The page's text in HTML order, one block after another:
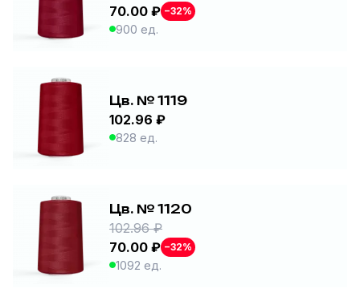
70.00 ₽ −32%
900 ед.
Цв. № 1119
102.96 ₽
828 ед.
Цв. № 1120
102.96 ₽
70.00 ₽ −32%
1092 ед.